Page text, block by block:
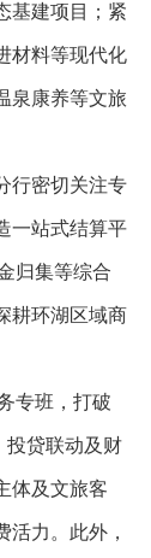
基建项目；紧
材料等现代化
泉康养等文旅
行密切关注专
一站式结算平
归集等综合
耕环湖区域商
专班，打破
投贷联动及财
体及文旅客
力。此外，